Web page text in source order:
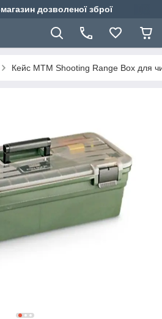
дозволеної зброї
Кейс MTM Shooting Range Box для